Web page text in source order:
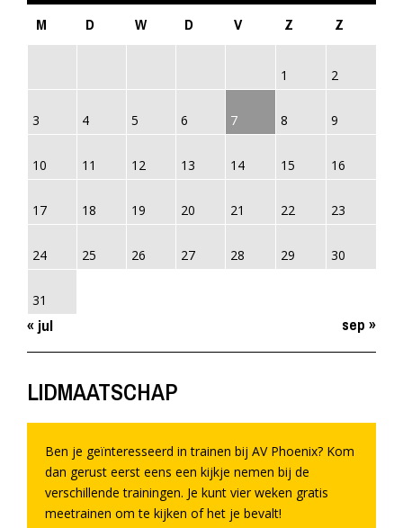
M
D W D V Z Z
1 2
3 4 5 6 7 8 9
10 11 12 13 14 15 16
17 18 19 20 21 22 23
24 25 26 27 28 29 30
31
« jul sep »
LIDMAATSCHAP
Ben je geïnteresseerd in trainen bij AV Phoenix? Kom
dan gerust eerst eens een kijkje nemen bij de
verschillende trainingen. Je kunt vier weken gratis
meetrainen om te kijken of het je bevalt!